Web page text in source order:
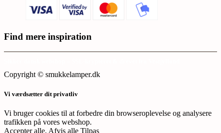
Find mere inspiration
Copyright © smukkelamper.dk
Vi værdsætter dit privatliv
Vi bruger cookies til at forbedre din browseroplevelse og analysere
trafikken på vores webshop.
Accepter alle. Afvis alle Tilpas